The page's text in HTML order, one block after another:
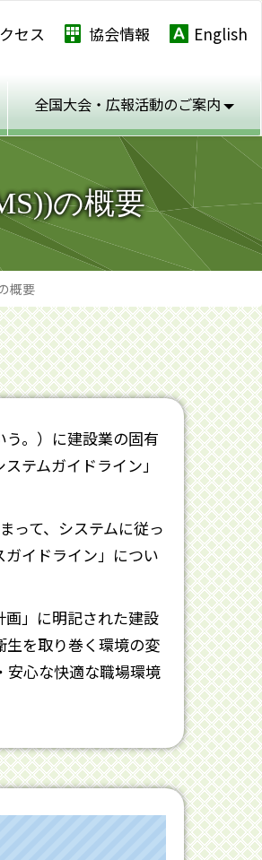
セス 協会情報 English
全国大会・広報活動のご案内
の概要
概要
。）に建設業の固有
テムガイドライン」
って、システムに従っ
イドライン」につい
」に明記された建設
を取り巻く環境の変
安心な快適な職場環境